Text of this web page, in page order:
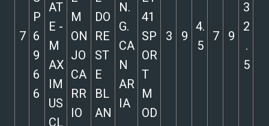
7
P
6
9
6
6
AT
E -
M
AX
IM
US
CL
M
ON
JO
CA
RR
IO
DO
RE
ST
E
BL
AN
N.
G.
CA
N
AR
IA
41
SP
OR
T
M
OD
3 9
4.
5
7 9
3
2
.
5